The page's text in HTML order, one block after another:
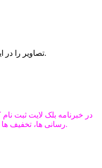
تصاویر را در اینجا رها کنید و یا برای آپلود کلیک کنید.
در خبرنامه بلک لایت ثبت نام
رسانی ها، تخفیف ها و پیشنهادات ویژه ما مطلع می شوید.